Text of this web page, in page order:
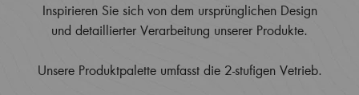
Inspirieren Sie sich von dem ursprünglichen Design
und detaillierter Verarbeitung unserer Produkte.
Unsere Produktpalette umfasst die 2-stufigen Vetrieb.